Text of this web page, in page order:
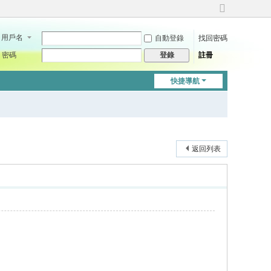
切
到
用戶名 自動登錄
找回密碼
密碼
登錄 註冊
快捷導航
返回列表